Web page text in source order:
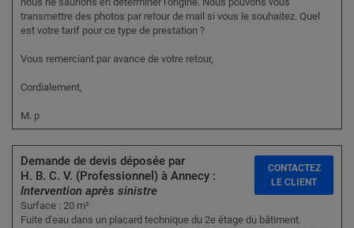
transmettre des photos par retour de mail si vous le souhaitez. Quel
est votre tarif pour ce type de prestation ?
Vous remerciant par avance de votre retour,
Cordialement,
M. p
Demande de devis déposée par
H. B. C. V. (Professionnel) à Annecy :
Intervention après sinistre
Surface : 20 m²
Fuite d'eau dans un placard technique du 2e étage du bâtiment.
CONTACTEZ
LE CLIENT